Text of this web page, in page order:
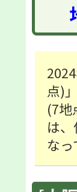
点)
(7地
は
なっ